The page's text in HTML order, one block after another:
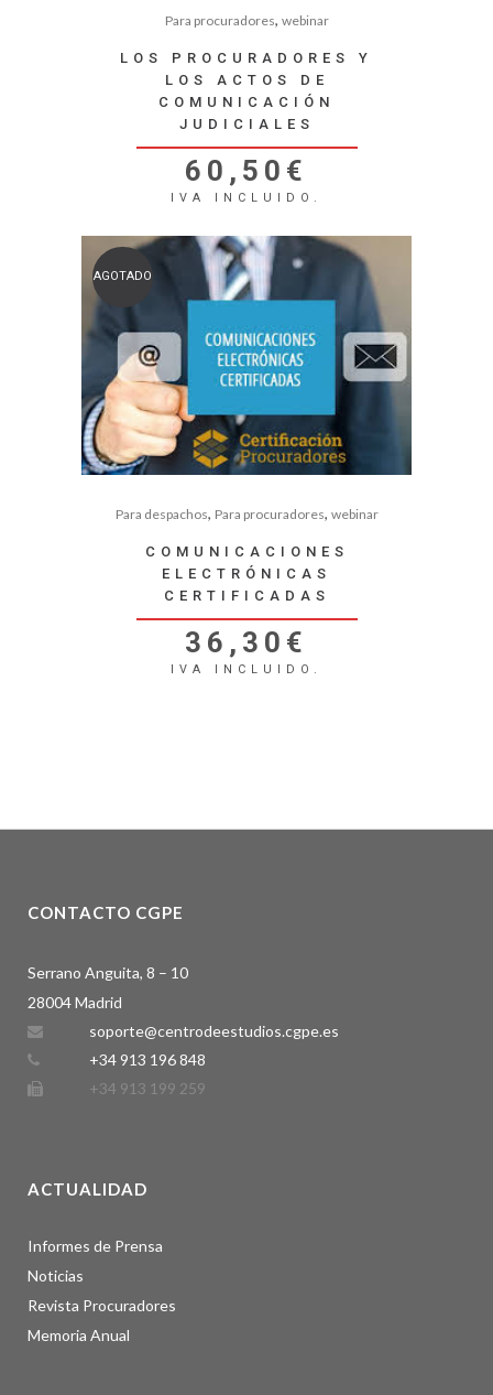
Para procuradores, webinar
LOS PROCURADORES Y
LOS ACTOS DE
COMUNICACIÓN
JUDICIALES
60,50 €
IVA INCLUIDO.
AGOTADO
Para despachos, Para procuradores, webinar
COMUNICACIONES
ELECTRÓNICAS
CERTIFICADAS
36,30 €
IVA INCLUIDO.
CONTACTO CGPE
Serrano Anguita, 8 – 10
28004 Madrid
soporte@centrodeestudios.cgpe.es
+34 913 196 848
+34 913 199 259
ACTUALIDAD
Informes de Prensa
Noticias
Revista Procuradores
Memoria Anual